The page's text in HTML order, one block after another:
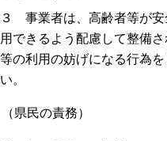
３ 事業者は、高齢者等が安
用できるよう配慮して整備
等の利用の妨げになる行為
い。
（県民の責務）